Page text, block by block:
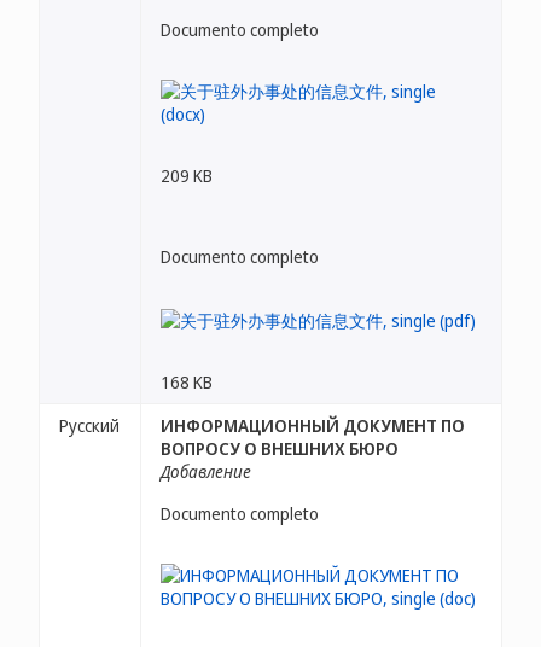
Documento completo
209 KB
Documento completo
168 KB
Русский
ИНФОРМАЦИОННЫЙ ДОКУМЕНТ ПО
ВОПРОСУ О ВНЕШНИХ БЮРО
Добавление
Documento completo